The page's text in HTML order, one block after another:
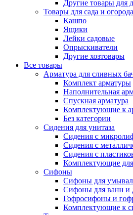
Другие товары для
Товары для сада и огорода
Кашпо
Ящики
Лейки садовые
Опрыскиватели
Другие хозтовары
Все товары
Арматура для сливных
Комплект арматуры
Наполнительная
Спускная арматура
Комплектующие к
Без категории
Сидения для унитаза
Сидения с
Сидения с
Сидения с
Комплектующие
Сифоны
Сифоны для
Сифоны для ванн и
Гофросифоны и
Комплектующие к